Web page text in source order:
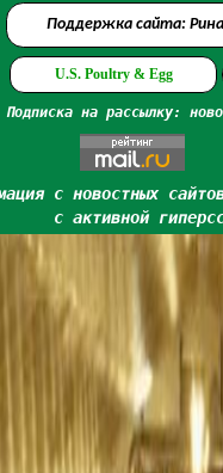
Поддержка сайта:
U.S. Poultry & Egg
Подписка на рассылку:
с новостных
с активной